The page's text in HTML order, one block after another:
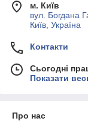
м. Київ
вул. Богдана
Київ, Україна
Контакти
Сьогодні
Показати
Про нас